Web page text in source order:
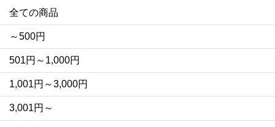
全ての商品
～500円
501円～1,000円
1,001円～3,000円
3,001円～